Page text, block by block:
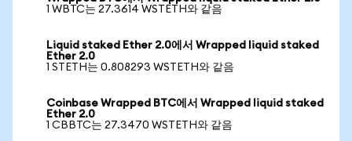
1 WBTC는 27.3614 WSTETH와 같음
Liquid staked Ether 2.0에서 Wrapped liquid staked
Ether 2.0
1 STETH는 0.808293 WSTETH와 같음
Coinbase Wrapped BTC에서 Wrapped liquid staked
Ether 2.0
1 CBBTC는 27.3470 WSTETH와 같음